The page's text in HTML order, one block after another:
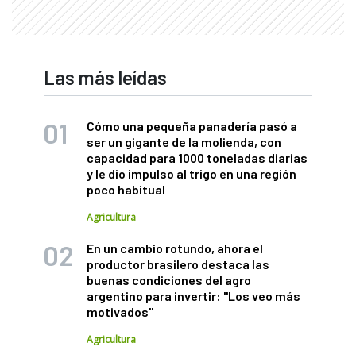
Las más leídas
Cómo una pequeña panadería pasó a
ser un gigante de la molienda, con
capacidad para 1000 toneladas diarias
y le dio impulso al trigo en una región
poco habitual
Agricultura
En un cambio rotundo, ahora el
productor brasilero destaca las
buenas condiciones del agro
argentino para invertir: "Los veo más
motivados"
Agricultura